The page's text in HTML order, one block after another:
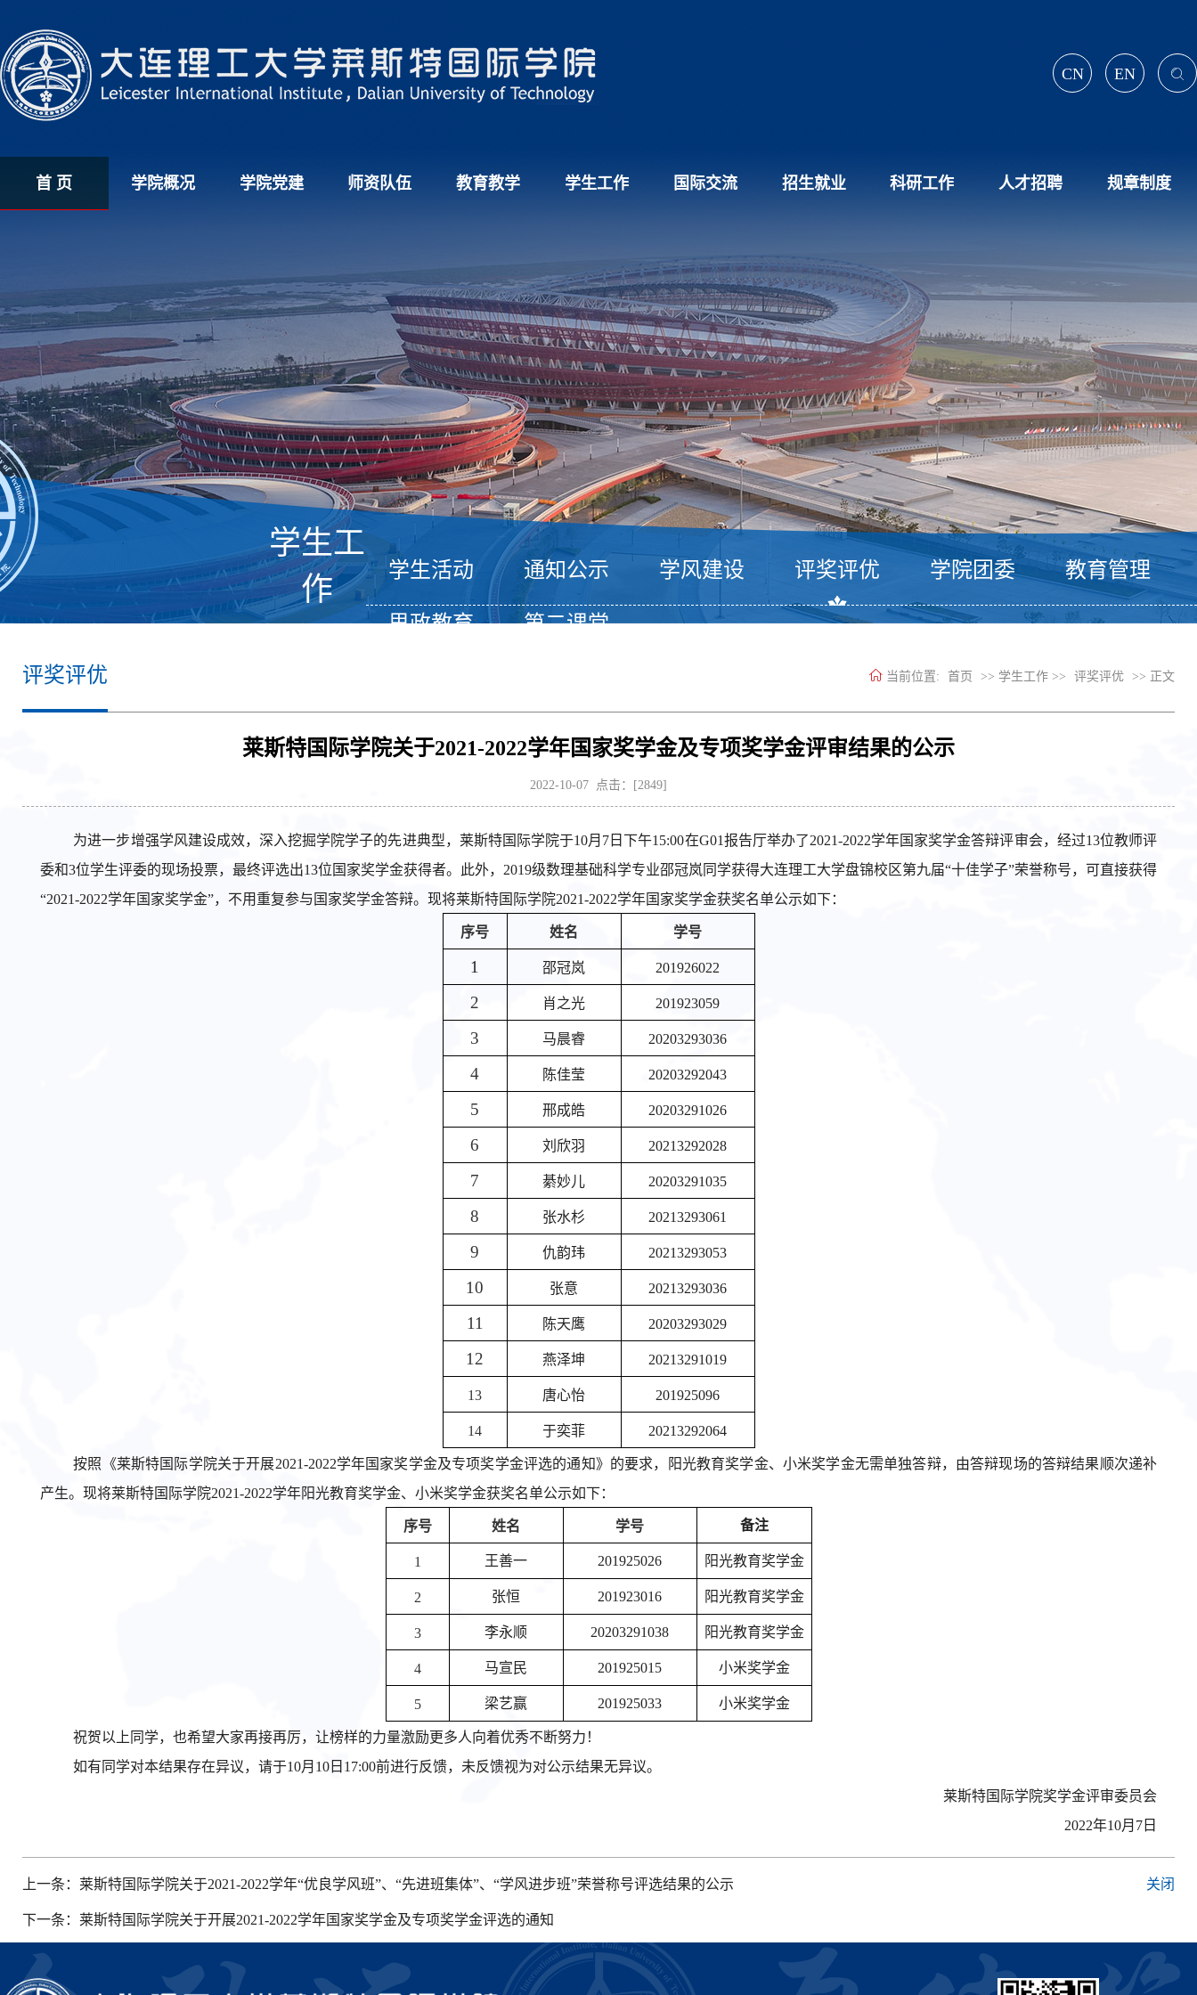
CN EN
首 页 学院概况 学院党建 师资队伍 教育教学 学生工作 国际交流 招生就业 科研工作 人才招聘 规章制度
学生工
作
学生活动 通知公示 学风建设 评奖评优 学院团委 教育管理
思政教育 第二课堂
评奖评优 当前位置: 首页 >> 学生工作 >> 评奖评优 >> 正文
莱斯特国际学院关于2021-2022学年国家奖学金及专项奖学金评审结果的公示
2022-10-07 点击：[2849]
为进一步增强学风建设成效，深入挖掘学院学子的先进典型，莱斯特国际学院于10月7日下午15:00在G01报告厅举办了2021-2022学年国家奖学金答辩评审会，经过13位教师评
委和3位学生评委的现场投票，最终评选出13位国家奖学金获得者。此外，2019级数理基础科学专业邵冠岚同学获得大连理工大学盘锦校区第九届“十佳学子”荣誉称号，可直接获得
“2021-2022学年国家奖学金”，不用重复参与国家奖学金答辩。现将莱斯特国际学院2021-2022学年国家奖学金获奖名单公示如下：
序号 姓名 学号
1 邵冠岚 201926022
2 肖之光 201923059
3 马晨睿 20203293036
4 陈佳莹 20203292043
5 邢成皓 20203291026
6 刘欣羽 20213292028
7 綦妙儿 20203291035
8 张水杉 20213293061
9 仇韵玮 20213293053
10 张意 20213293036
11 陈天鹰 20203293029
1 2 燕泽坤 20213291019
13 唐心怡 201925096
14 于奕菲 20213292064
按照《莱斯特国际学院关于开展2021-2022学年国家奖学金及专项奖学金评选的通知》的要求，阳光教育奖学金、小米奖学金无需单独答辩，由答辩现场的答辩结果顺次递补
产生。现将莱斯特国际学院2021-2022学年阳光教育奖学金、小米奖学金获奖名单公示如下：
序号 姓名 学号 备注
1 王善一 201925026 阳光教育奖学金
2 张恒 201923016 阳光教育奖学金
3 李永顺 20203291038 阳光教育奖学金
4 马宣民 201925015 小米奖学金
5 梁艺赢 201925033 小米奖学金
祝贺以上同学，也希望大家再接再厉，让榜样的力量激励更多人向着优秀不断努力！
如有同学对本结果存在异议，请于10月10日17:00前进行反馈，未反馈视为对公示结果无异议。
莱斯特国际学院奖学金评审委员会
2022年10月7日
上一条： 莱斯特国际学院关于2021-2022学年“优良学风班”、“先进班集体”、“学风进步班”荣誉称号评选结果的公示
下一条： 莱斯特国际学院关于开展2021-2022学年国家奖学金及专项奖学金评选的通知
关闭